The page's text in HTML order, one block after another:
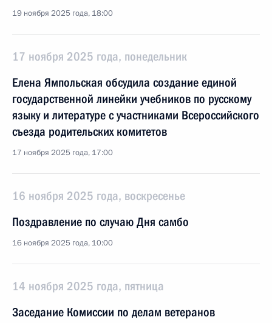
19 ноября 2025 года, 18:00
17 ноября 2025 года, понедельник
Елена Ямпольская обсудила создание единой
государственной линейки учебников по русскому
языку и литературе с участниками Всероссийского
съезда родительских комитетов
17 ноября 2025 года, 17:00
16 ноября 2025 года, воскресенье
Поздравление по случаю Дня самбо
16 ноября 2025 года, 10:00
14 ноября 2025 года, пятница
Заседание Комиссии по делам ветеранов